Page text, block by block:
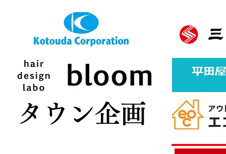
バナースポンサー様募集中
​タウン企画